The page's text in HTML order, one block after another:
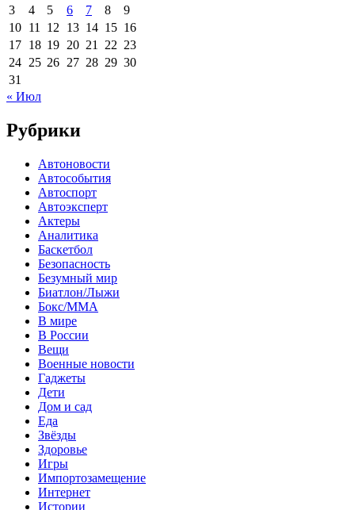
3
4 5 6 7 8
9
10 11 12 13 14 15 16
17 18 19 20 21 22 23
24 25 26 27 28 29 30
31
« Июл
Рубрики
Автоновости
Автособытия
Автоспорт
Автоэксперт
Актеры
Аналитика
Баскетбол
Безопасность
Безумный мир
Биатлон/Лыжи
Бокс/MMA
В мире
В России
Вещи
Военные новости
Гаджеты
Дети
Дом и сад
Еда
Звёзды
Здоровье
Игры
Импортозамещение
Интернет
Истории